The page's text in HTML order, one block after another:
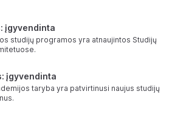
įgyvendinta
studijų programos yra atnaujintos Studijų
įgyvendinta
taryba yra patvirtinusi naujus studijų